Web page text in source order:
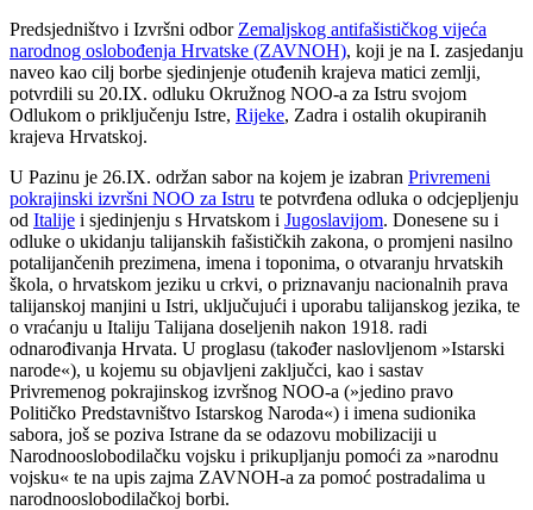
Predsjedništvo i Izvršni odbor Zemaljskog antifašističkog vijeća
narodnog oslobođenja Hrvatske (ZAVNOH), koji je na I. zasjedanju
naveo kao cilj borbe sjedinjenje otuđenih krajeva matici zemlji,
potvrdili su 20.IX. odluku Okružnog NOO-a za Istru svojom
Odlukom o priključenju Istre, Rijeke, Zadra i ostalih okupiranih
krajeva Hrvatskoj.
U Pazinu je 26.IX. održan sabor na kojem je izabran Privremeni
pokrajinski izvršni NOO za Istru te potvrđena odluka o odcjepljenju
od Italije i sjedinjenju s Hrvatskom i Jugoslavijom. Donesene su i
odluke o ukidanju talijanskih fašističkih zakona, o promjeni nasilno
potalijančenih prezimena, imena i toponima, o otvaranju hrvatskih
škola, o hrvatskom jeziku u crkvi, o priznavanju nacionalnih prava
talijanskoj manjini u Istri, uključujući i uporabu talijanskog jezika, te
o vraćanju u Italiju Talijana doseljenih nakon 1918. radi
odnarođivanja Hrvata. U proglasu (također naslovljenom »Istarski
narode«), u kojemu su objavljeni zaključci, kao i sastav
Privremenog pokrajinskog izvršnog NOO-a (»jedino pravo
Političko Predstavništvo Istarskog Naroda«) i imena sudionika
sabora, još se poziva Istrane da se odazovu mobilizaciji u
Narodnooslobodilačku vojsku i prikupljanju pomoći za »narodnu
vojsku« te na upis zajma ZAVNOH-a za pomoć postradalima u
narodnooslobodilačkoj borbi.